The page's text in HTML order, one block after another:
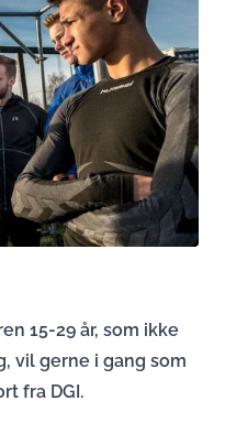
15-29 år, som ikke
vil gerne i gang som
fra DGI.